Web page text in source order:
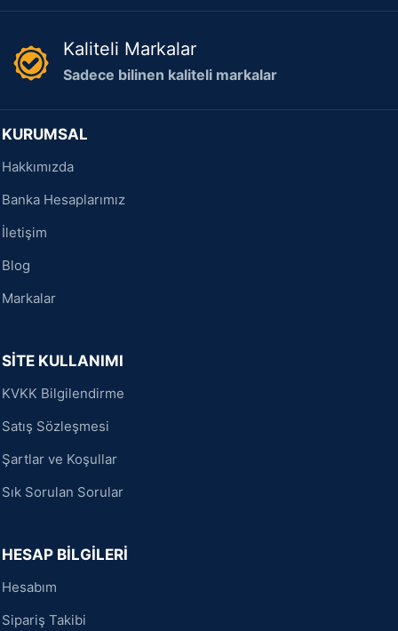
Kaliteli Markalar
Sadece bilinen kaliteli markalar
KURUMSAL
Hakkımızda
Banka Hesaplarımız
İletişim
Blog
Markalar
SİTE KULLANIMI
KVKK Bilgilendirme
Satış Sözleşmesi
Şartlar ve Koşullar
Sık Sorulan Sorular
HESAP BİLGİLERİ
Hesabım
Sipariş Takibi